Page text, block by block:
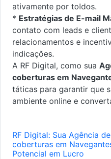
ativamente por toldos.
* Estratégias de E-mail
contato com leads e
relacionamentos e
indicações.
A RF Digital, como sua
coberturas em
táticas para garantir que
ambiente online e
RF Digital: Sua Agência
coberturas em
Potencial em Lucro